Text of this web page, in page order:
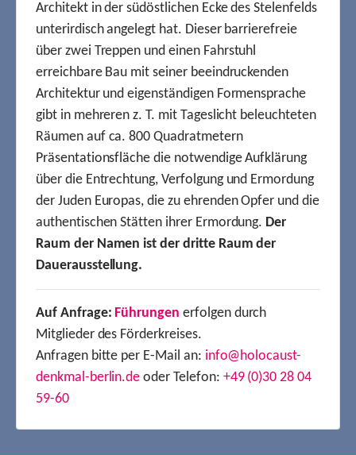
Architekt in der südöstlichen Ecke des Stelenfelds
unterirdisch angelegt hat. Dieser barrierefreie
über zwei Treppen und einen Fahrstuhl
erreichbare Bau mit seiner beeindruckenden
Architektur und eigenständigen Formensprache
gibt in mehreren z. T. mit Tageslicht beleuchteten
Räumen auf ca. 800 Quadratmetern
Präsentationsfläche die notwendige Aufklärung
über die Entrechtung, Verfolgung und Ermordung
der Juden Europas, die zu ehrenden Opfer und die
authentischen Stätten ihrer Ermordung. Der
Raum der Namen ist der dritte Raum der
Dauerausstellung.
Auf Anfrage: Führungen erfolgen durch
Mitglieder des Förderkreises.
Anfragen bitte per E-Mail an: info@holocaust-
denkmal-berlin.de oder Telefon: +49 (0)30 28 04
59-60